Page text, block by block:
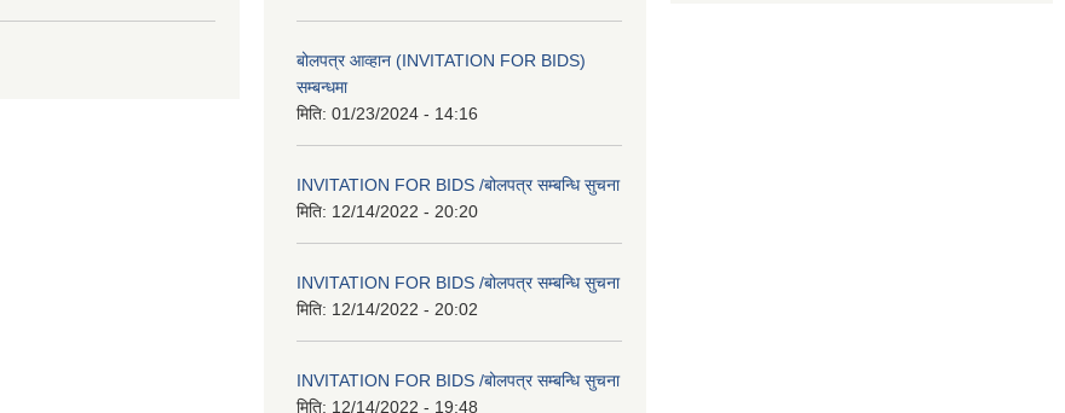
बोलपत्र आव्हान (INVITATION FOR BIDS)
सम्बन्धमा
मिति: 01/23/2024 - 14:16
INVITATION FOR BIDS /बोलपत्र सम्बन्धि सुचना
मिति: 12/14/2022 - 20:20
INVITATION FOR BIDS /बोलपत्र सम्बन्धि सुचना
मिति: 12/14/2022 - 20:02
INVITATION FOR BIDS /बोलपत्र सम्बन्धि सुचना
मिति: 12/14/2022 - 19:48